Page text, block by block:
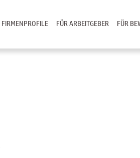
FÜR
FÜR ARBEITGEBER
FIRMENPROFILE